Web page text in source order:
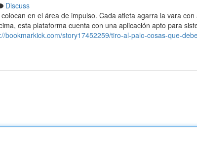
Discuss
en el área de impulso. Cada atleta agarra la vara
esta plataforma cuenta con una aplicación apto para
bookmarkick.com/story17452259/tiro-al-palo-cosas-que-